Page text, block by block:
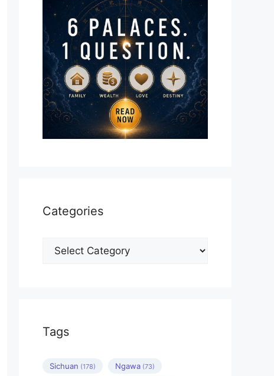
Categories
Categories
Tags
Sichuan (178) Ngawa (73)